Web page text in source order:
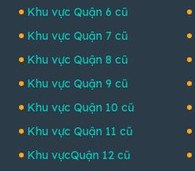
Khu vực Quận 6 cũ
Khu vực Quận 7 cũ
Khu vực Quận 8 cũ
Khu vực Quận 9 cũ
Khu vực Quận 10 cũ
Khu vực Quận 11 cũ
Khu vựcQuận 12 cũ